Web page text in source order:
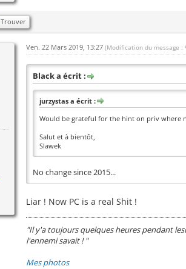
Trouver
Ven. 22 Mars 2019, 13:27 (Modification du message
Black a écrit :
jurzystas a écrit :
Would be grateful for the hint on priv where
Salut et à bientôt,
Slawek
No change since 2015...
Liar ! Now PC is a real Shit !
"Il y'a toujours quelques heures pendant
l'ennemi savait ! "
Mes photos